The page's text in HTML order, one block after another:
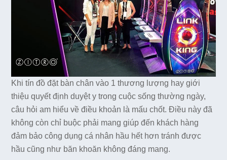
Khi tín đồ đặt bàn chân vào 1 thương lượng hay giới
thiệu quyết định duyệt y trong cuộc sống thường ngày,
câu hỏi am hiểu về điều khoản là mấu chốt. Điều này đã
không còn chỉ buộc phải mang giúp đến khách hàng
đảm bảo công dụng cá nhân hầu hết hơn tránh được
hầu cũng như băn khoăn không đáng mang.